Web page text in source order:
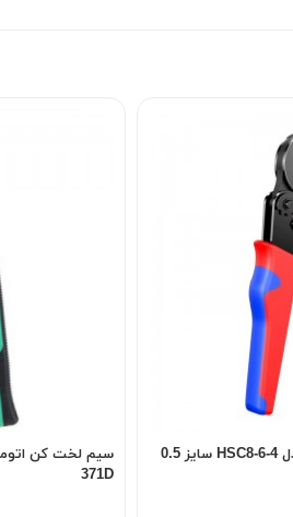
پرس وایرشو چهار گوش زن مدل HSC8-6-4 سایز 0.5
371D